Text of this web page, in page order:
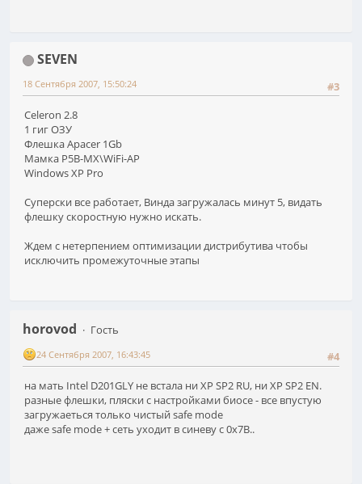
SEVEN
#3
18 Сентября 2007, 15:50:24
Celeron 2.8
1 гиг ОЗУ
Флешка Apacer 1Gb
Мамка P5B-MX\WiFi-AP
Windows XP Pro
Суперски все работает, Винда загружалась минут 5, видать
флешку скоростную нужно искать.
Ждем с нетерпением оптимизации дистрибутива чтобы
исключить промежуточные этапы
horovod
Гость
#4
24 Сентября 2007, 16:43:45
на мать Intel D201GLY не встала ни XP SP2 RU, ни XP SP2 EN.
разные флешки, пляски с настройками биосе - все впустую
загружаеться только чистый safe mode
даже safe mode + сеть уходит в синеву с 0x7B..